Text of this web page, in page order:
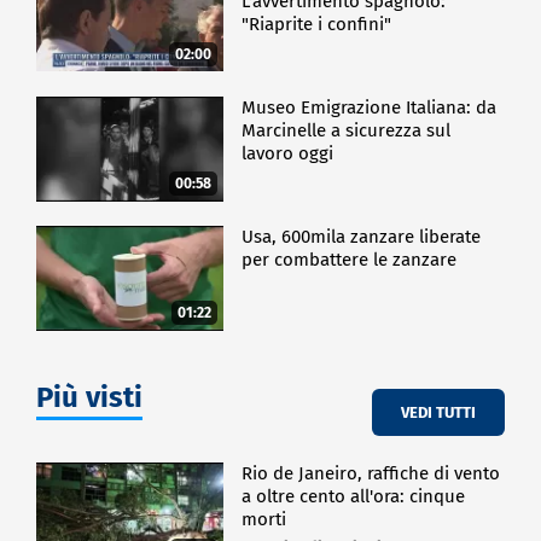
pacchetto più ampio che abbiamo elaborato
congiuntamente in seno a un comitato di coalizione
dall'inizio dei negoziati di coalizione. E questo
dimostra semplicemente che la coalizione è in grado
di agire. Abbiamo bisogno di movimento, non di
stagnazione", ha detto il leader dei cristiano-sociali
bavaresi.
ESTERI
02:00
"Riaprite i confini"
00:58
Museo Emigrazione Italiana: da
Marcinelle a sicurezza sul
lavoro oggi
01:22
Usa, 600mila zanzare liberate
per combattere le zanzare
Più visti VEDI TUTTI
Rio de Janeiro, raffiche di vento
a oltre cento all'ora: cinque
morti